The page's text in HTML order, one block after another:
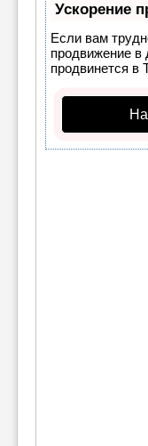
Ускорение
Если вам
продвижение в
продвинется в